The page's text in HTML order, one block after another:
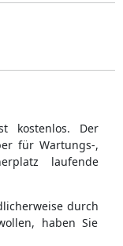
kostenlos. Der
für Wartungs-,
laufende
durch
haben Sie